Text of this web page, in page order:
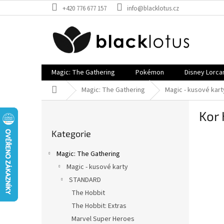
na
+420 776 677 157 info@blacklotus.cz
Magic: The Gathering Pokémon Disney
Domů Magic: The Gathering Magic - kusové
kategorie
Kategorie
Magic: The Gathering
Magic - kusové karty
STANDARD
The Hobbit
The Hobbit: Extras
Marvel Super Heroes
Kor